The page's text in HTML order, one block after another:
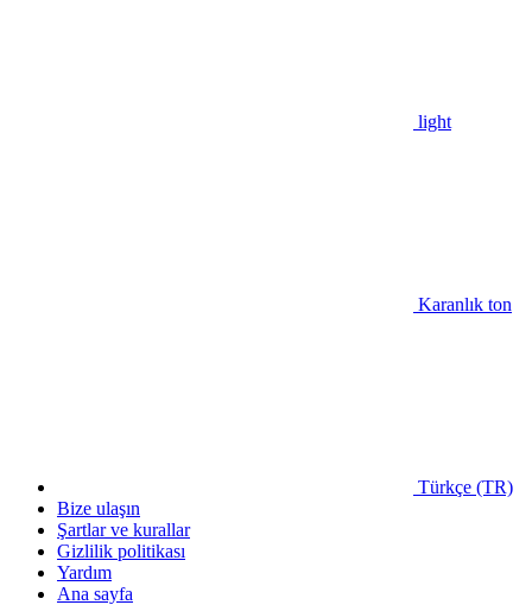
light
Karanlık ton
Türkçe (TR)
Bize ulaşın
Şartlar ve kurallar
Gizlilik politikası
Yardım
Ana sayfa